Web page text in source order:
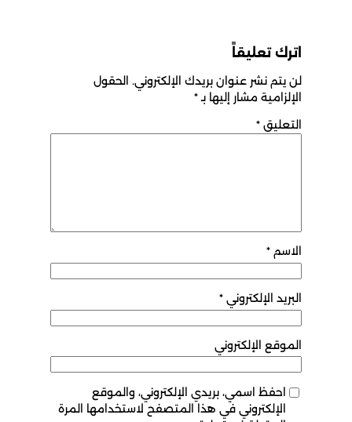
اترك تعليقاً
لن يتم نشر عنوان بريدك الإلكتروني. الحقول
الإلزامية مشار إليها بـ*
التعليق *
الاسم *
البريد الإلكتروني *
الموقع الإلكتروني
احفظ اسمي، بريدي الإلكتروني، والموقع
الإلكتروني في هذا المتصفح لاستخدامها المرة